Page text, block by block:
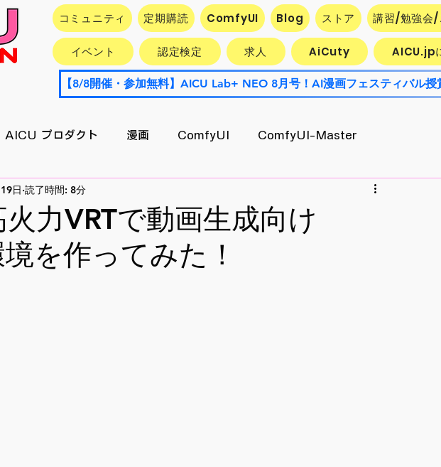
コミュニティ 定期購読 ComfyUI Blog ストア 講習/勉強会/
イベント 認定検定 求人 AiCuty AICU.jp
AICU プロダクト 漫画 ComfyUI ComfyUI-Master
Research エクスポート
StableDiffusion AI活用企業最前線
力VRTで動画生成向け
を作ってみた！
日 読了時間: 8分